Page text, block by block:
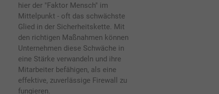
hier der "Faktor Mensch" im
Mittelpunkt - oft das schwächste
Glied in der Sicherheitskette. Mit
den richtigen Maßnahmen können
Unternehmen diese Schwäche in
eine Stärke verwandeln und ihre
Mitarbeiter befähigen, als eine
effektive, zuverlässige Firewall zu
fungieren.